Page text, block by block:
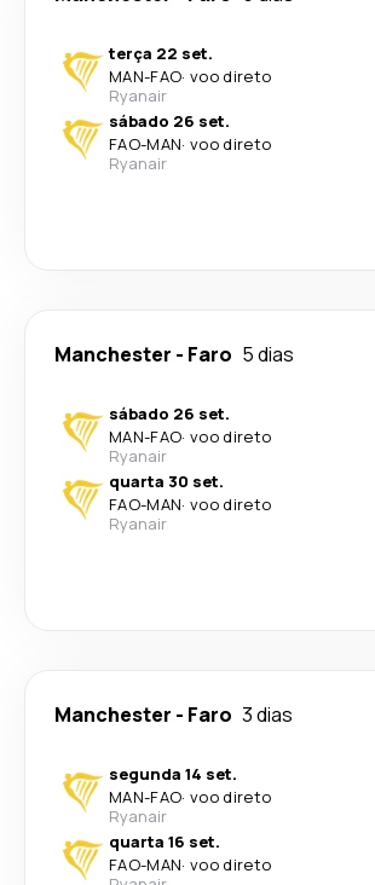
terça 22 set.
MAN-FAO· voo direto
Ryanair
sábado 26 set.
FAO-MAN· voo direto
Ryanair
Manchester - Faro 5 dias
sábado 26 set.
MAN-FAO· voo direto
Ryanair
quarta 30 set.
FAO-MAN· voo direto
Ryanair
Manchester - Faro 3 dias
segunda 14 set.
MAN-FAO· voo direto
Ryanair
quarta 16 set.
FAO-MAN· voo direto